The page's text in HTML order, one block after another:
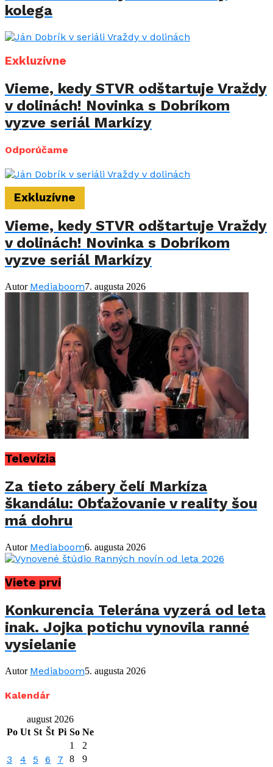
kolega
Exkluzívne
Vieme, kedy STVR odštartuje Vraždy
v dolinách! Novinka s Dobríkom
vyzve seriál Markízy
Odporúčame
Exkluzívne
Vieme, kedy STVR odštartuje Vraždy
v dolinách! Novinka s Dobríkom
vyzve seriál Markízy
Autor Mediaboom7. augusta 2026
Televízia
Za tieto zábery čelí Markíza
škandálu: Obťažovanie v reality šou
má dohru
Autor Mediaboom6. augusta 2026
Viete prví
Konkurencia Telerána vyzerá od leta
inak. Jojka potichu vynovila ranné
vysielanie
Autor Mediaboom5. augusta 2026
Kalendár
august 2026
Po Ut St Št Pi So Ne
1
2
3 4 5 6 7 8
9